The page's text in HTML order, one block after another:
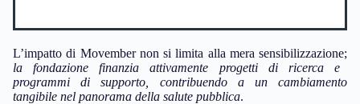
L’impatto di Movember non si limita alla mera sensibilizzazione;
la fondazione finanzia attivamente progetti di ricerca e
programmi di supporto, contribuendo a un cambiamento
tangibile nel panorama della salute pubblica.